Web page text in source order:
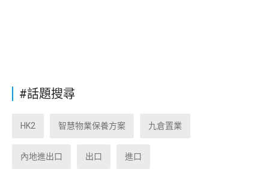
#話題搜尋
HK2 智慧物業保養方案 九倉置業
內地進出口 出口 進口